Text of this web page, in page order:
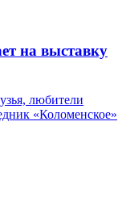
на выставку
любители
«Коломенское»